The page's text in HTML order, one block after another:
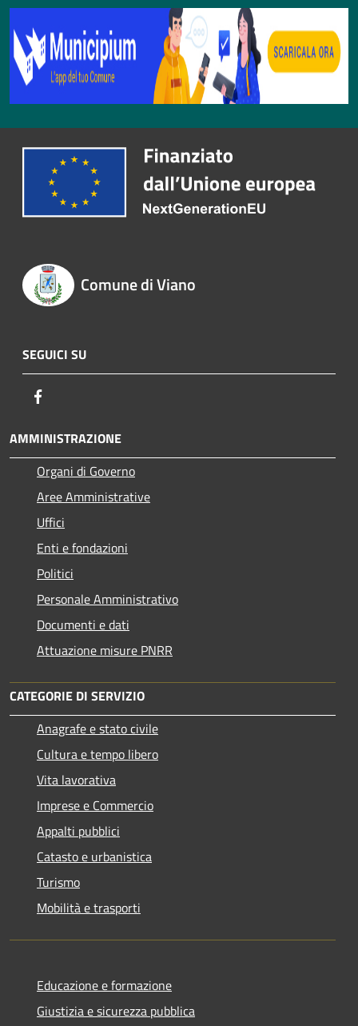
Comune di Viano
SEGUICI SU
AMMINISTRAZIONE
Organi di Governo
Aree Amministrative
Uffici
Enti e fondazioni
Politici
Personale Amministrativo
Documenti e dati
Attuazione misure PNRR
CATEGORIE DI SERVIZIO
Anagrafe e stato civile
Cultura e tempo libero
Vita lavorativa
Imprese e Commercio
Appalti pubblici
Catasto e urbanistica
Turismo
Mobilità e trasporti
Educazione e formazione
Giustizia e sicurezza pubblica